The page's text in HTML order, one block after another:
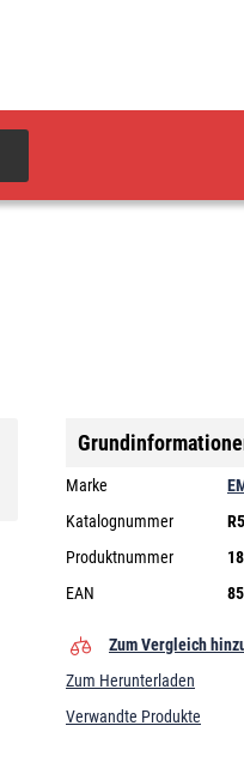
Marke
Katalognummer
Produktnummer
EAN
Zum Vergleich
Zum Herunterladen
Verwandte Produkte